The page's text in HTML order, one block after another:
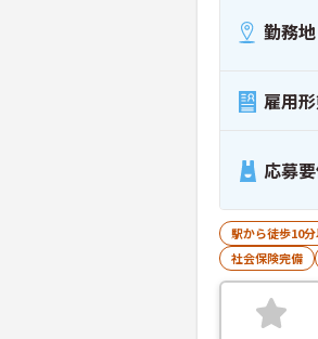
勤務地
雇用
応募
駅から徒歩10
社会保険完備